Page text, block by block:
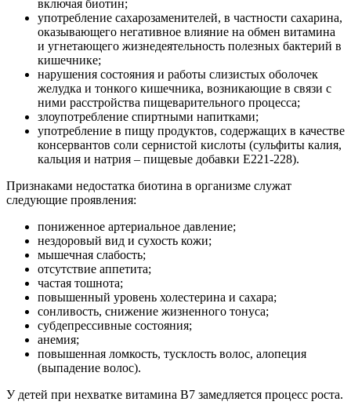
включая биотин;
употребление сахарозаменителей, в частности сахарина,
оказывающего негативное влияние на обмен витамина
и угнетающего жизнедеятельность полезных бактерий в
кишечнике;
нарушения состояния и работы слизистых оболочек
желудка и тонкого кишечника, возникающие в связи с
ними расстройства пищеварительного процесса;
злоупотребление спиртными напитками;
употребление в пищу продуктов, содержащих в качестве
консервантов соли сернистой кислоты (сульфиты калия,
кальция и натрия – пищевые добавки E221-228).
Признаками недостатка биотина в организме служат
следующие проявления:
пониженное артериальное давление;
нездоровый вид и сухость кожи;
мышечная слабость;
отсутствие аппетита;
частая тошнота;
повышенный уровень холестерина и сахара;
сонливость, снижение жизненного тонуса;
субдепрессивные состояния;
анемия;
повышенная ломкость, тусклость волос, алопеция
(выпадение волос).
У детей при нехватке витамина B7 замедляется процесс роста.